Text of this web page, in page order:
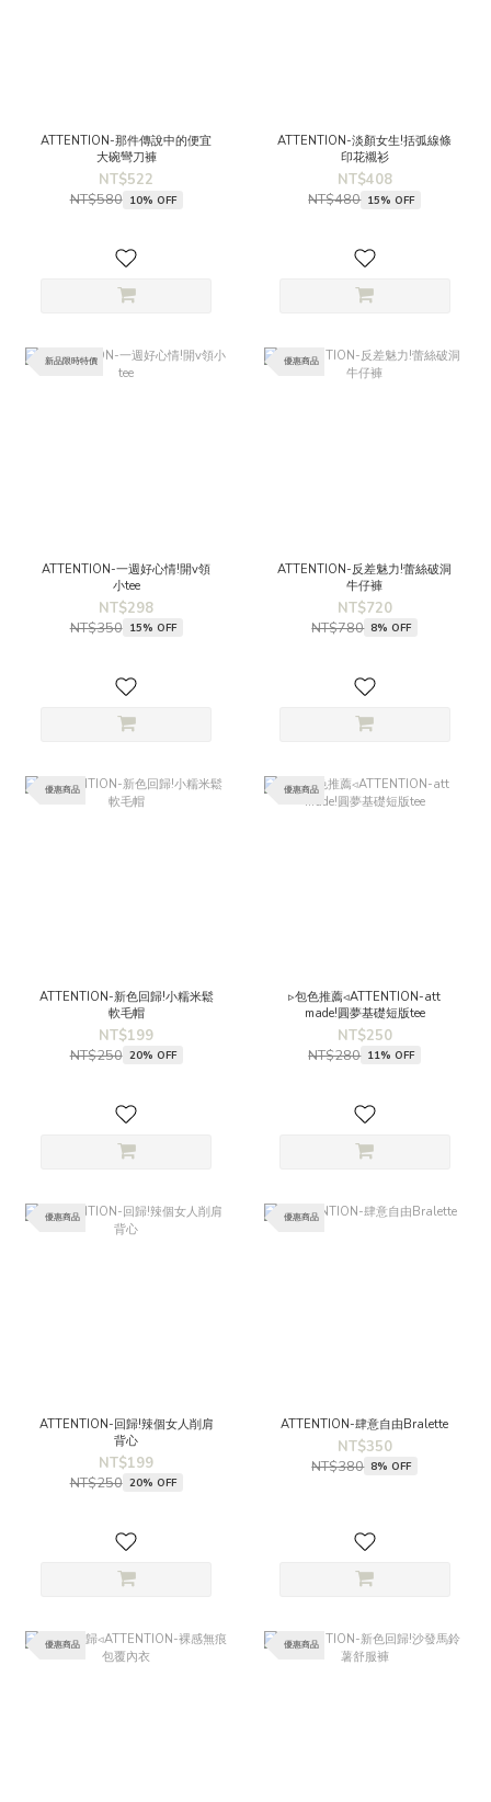
ATTENTION-那件傳說中的便宜
大碗彎刀褲
NT$522
NT$580 10% OFF
ATTENTION-淡顏女生!括弧線條
印花襯衫
NT$408
NT$480 15% OFF
新品限時特價
ATTENTION-一週好心情!開v領
小tee
NT$298
NT$350 15% OFF
優惠商品
ATTENTION-反差魅力!蕾絲破洞
牛仔褲
NT$720
NT$780 8% OFF
優惠商品
ATTENTION-新色回歸!小糯米鬆
軟毛帽
NT$199
NT$250 20% OFF
優惠商品
▹包色推薦◃ATTENTION-att
made!圓夢基礎短版tee
NT$250
NT$280 11% OFF
優惠商品
ATTENTION-回歸!辣個女人削肩
背心
NT$199
NT$250 20% OFF
優惠商品
ATTENTION-肆意自由Bralette
NT$350
NT$380 8% OFF
優惠商品 優惠商品